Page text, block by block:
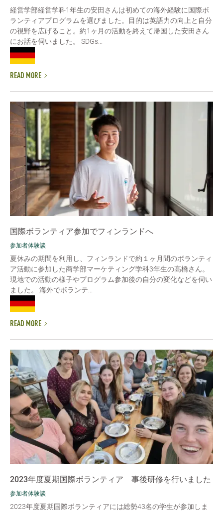
経営学部経営学科1年生の安田さんは初めての海外経験に国際ボ
ランティアプログラムを選びました。目的は英語力の向上と自分
の視野を広げること。約1ヶ月の活動を終えて帰国した安田さん
にお話を伺いました。 SDGs...
READ MORE
国際ボランティア参加でフィンランドへ
参加者体験談
夏休みの期間を利用し、フィンランドで約１ヶ月間のボランティ
ア活動に参加した商学部マーケティング学科3年生の髙橋さん。
現地での活動の様子やプログラム参加後の自分の変化などを伺い
ました。 海外でボランテ...
READ MORE
2023年度夏期国際ボランティア 事後研修を行いました
参加者体験談
2023年度夏期国際ボランティアには総勢43名の学生が参加しま